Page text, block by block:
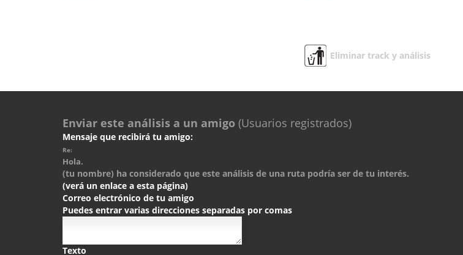
Eliminar track y análisis
Enviar este análisis a un amigo (Usuarios registrados)
Mensaje que recibirá tu amigo:
Re:
Hola.
(tu nombre) ha considerado que este análisis de una ruta podría ser de tu interés.
(verá un enlace a esta página)
Correo electrónico de tu amigo
Puedes entrar varias direcciones separadas por comas
Texto